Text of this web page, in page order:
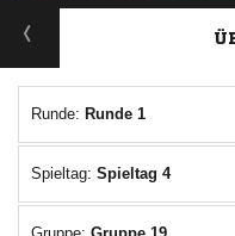
Runde: Runde 1
Spieltag: Spieltag 4